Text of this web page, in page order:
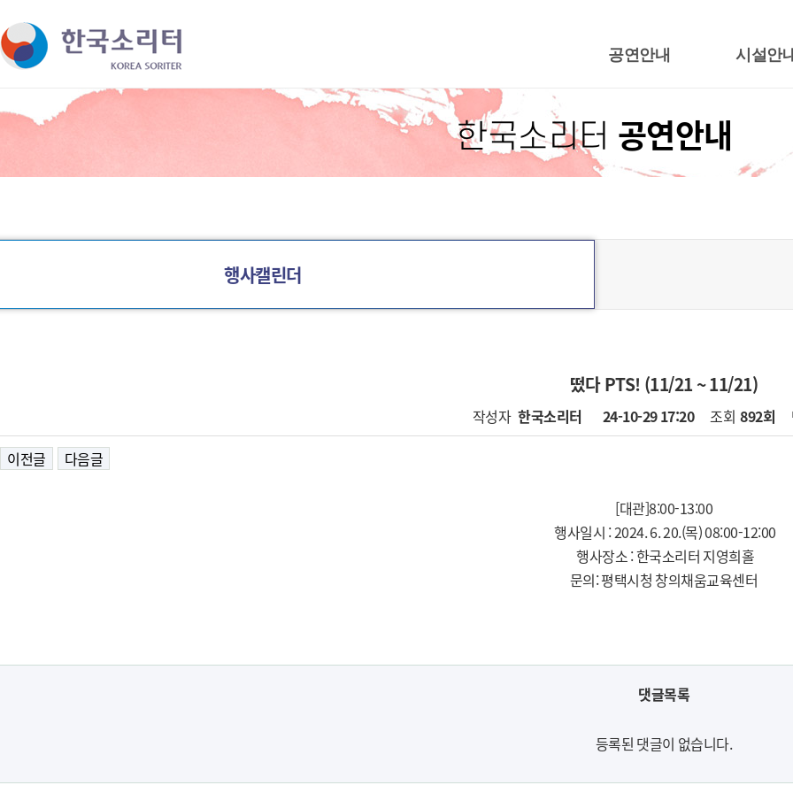
공연안내
행사캘린더
공연일정
시설안
야외공연
어울림광장
한국소리터 공연안내
행사캘린더
떴다 PTS! (11/21 ~ 11/21)
페이지 정보
작성자 한국소리터 24-10-29 17:20 조회 892회
이전글
다음글
[대관]8:00-13:00
행사일시 : 2024. 6. 20.(목) 08:00-12:00
행사장소 : 한국소리터 지영희홀
문의: 평택시청 창의채움교육센터
댓글목록
등록된 댓글이 없습니다.